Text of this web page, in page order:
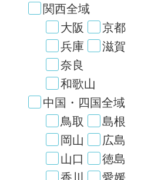
関西全域
大阪
京都
兵庫
滋賀
奈良
和歌山
中国・四国全域
鳥取
島根
岡山
広島
山口
徳島